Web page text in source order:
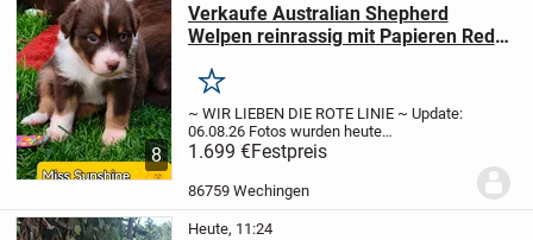
8
Verkaufe Australian Shepherd
Welpen reinrassig mit Papieren Red
Merken
~ WIR LIEBEN DIE ROTE LINIE ~ Update:
06.08.26 Fotos wurden heute
teilaktualisiert! Die Welpen sind jetzt 4
Wochen alt und dürfen besucht werden!
Update:am 09.07.26 sind 8 kleine Elfen
1.699 €Festpreis
86759 Wechingen
Heute, 11:24